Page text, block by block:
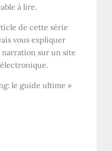
à lire.
de cette série
vous expliquer
sur un site
le guide ultime »